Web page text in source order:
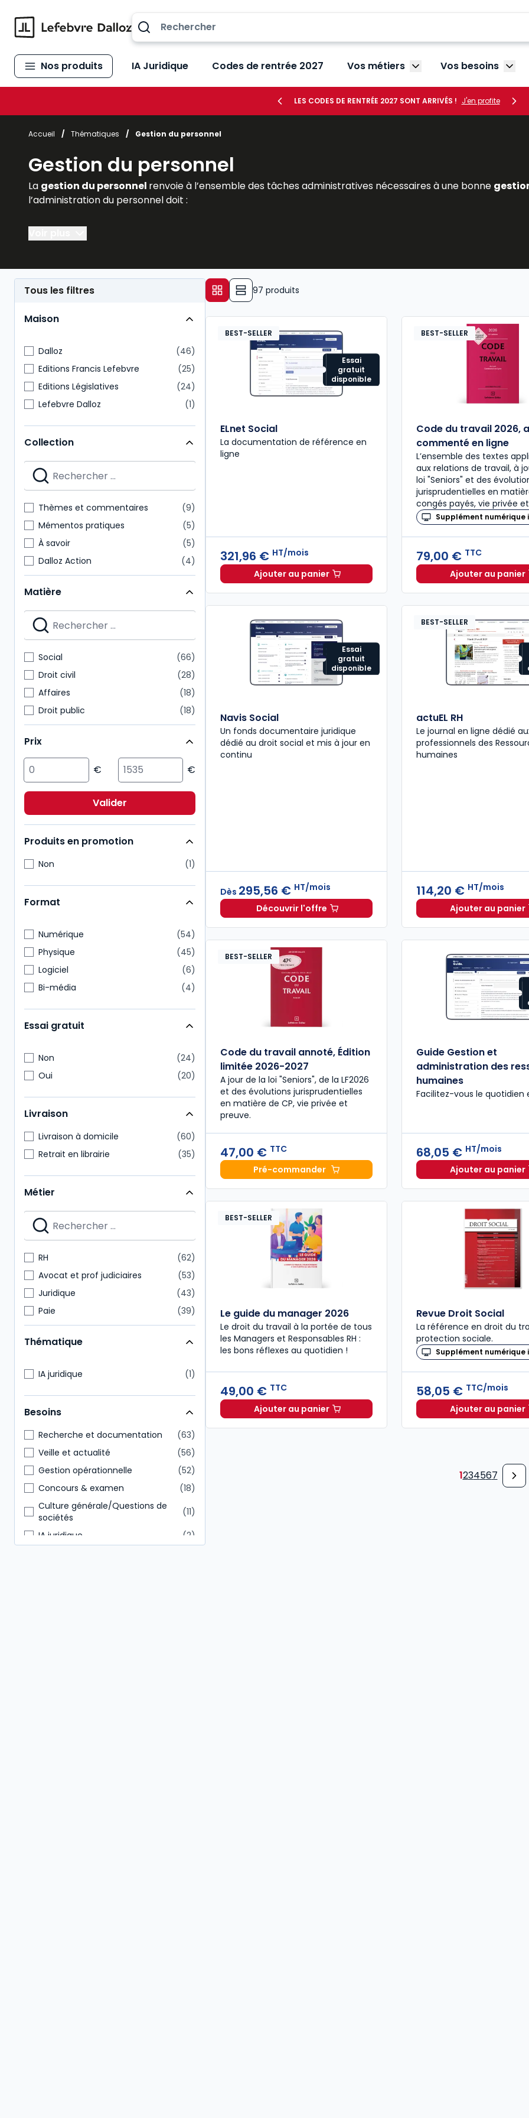
Nos produits IA Juridique Codes de rentrée 2027 Vos métiers Afficher le sous-menu
Vos besoins
LES CODES DE RENTRÉE 2027 SONT ARRIVÉS ! J'en profite
Accueil / Thématiques / Gestion du personnel
Gestion du personnel
La gestion du personnel renvoie à l’ensemble des tâches administratives nécessaires à une bonne
l’administration du personnel doit :
- préparer tous les documents nécessaires à une embauche (
- d’une façon générale, garantir l’application de la législation et prévention
procédure de licenciement négociation d’une rupture conventionnelle
- et assurer des relations sereines avec lesorganismes extérieurs à l’entreprise (DIRECCTE, Urssaf,
Tous les filtres
Maison
Dalloz
46
Editions Francis Lefebvre
25
Editions Législatives
24
Lefebvre Dalloz
1
Collection
Thèmes et commentaires
9
Mémentos pratiques
5
À savoir
5
Dalloz Action
4
Hors Collection
3
Revues d'actualité
3
Autres brochés
2
Bulletins
Matière
Social
66
Droit civil
28
Affaires
18
Droit public
18
Fiscal
10
Droit comptable
9
Multimatières
9
Sciences politiques et sociales
Action sociale
Pénal
7
Prix
Valider
Produits en promotion
Non 1
Format
Numérique
54
Physique
45
Logiciel
6
Bi-média
4
Essai gratuit
Non
24
Oui
20
Livraison
Livraison à domicile
60
Retrait en librairie
35
Métier
RH
62
Avocat et prof judiciaires
53
Juridique
43
Paie
39
Étudiants
34
Enseignants
33
Commissaire aux comptes
25
Direction générale
24
Représentant du personnel
22
Thématique
IA juridique 1
Besoins
Recherche et documentation
63
Veille et actualité
56
Gestion opérationnelle
52
Concours & examen
18
Culture générale/Questions de
sociétés
11
IA juridique
2
97 produits
Essai
gratuit
disponible
BEST-SELLER
ELnet Social
La documentation de référence en
ligne
321,96 € HT/mois
Ajouter au panierELnet Social à 321,96 € HT/mois
BEST-SELLER
Code du travail 2026,
commenté en ligne
L’ensemble des textes
aux relations de travail, à
loi "Seniors" et des
jurisprudentielles en
congés payés, vie privée
Supplément numérique
79,00 € TTC
Ajouter au panier
Code
Essai
gratuit
disponible
Navis Social
Un fonds documentaire juridique
dédié au droit social et mis à jour en
continu
Dès 295,56 € HT/mois
Découvrir l'offreNavis Social à partir de 295,56 €HT/mois
BEST-SELLER
actuEL RH
Le journal en ligne dédié
professionnels des
humaines
114,20 € HT/mois
Ajouter au panier
actuEL
BEST-SELLER
Code du travail annoté, Édition
limitée 2026-2027
A jour de la loi "Seniors", de la LF2026
et des évolutions jurisprudentielles
en matière de CP, vie privée et
preuve.
47,00 € TTC
Pré-commanderCode du travail annoté, Édition limitée 2026-2027 à
Guide Gestion et
administration des
humaines
Facilitez-vous le quotidien
68,05 € HT/mois
Ajouter au panier
Guide
BEST-SELLER
Le guide du manager 2026
Le droit du travail à la portée de tous
les Managers et Responsables RH :
les bons réflexes au quotidien !
49,00 € TTC
Ajouter au panierLe guide du manager 2026 à 49,00 € TTC
Revue Droit Social
La référence en droit du
protection sociale.
Supplément numérique
58,05 € TTC/mois
Ajouter au panier
Revue
1234567